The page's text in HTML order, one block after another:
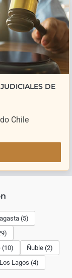
DE
Chile
(5)
(10)
Ñuble (2)
Los Lagos (4)